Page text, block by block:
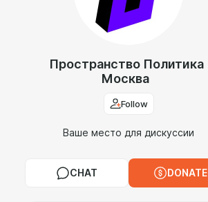
Пространство Политика
Москва
Follow
Ваше место для дискуссии
CHAT DONATE